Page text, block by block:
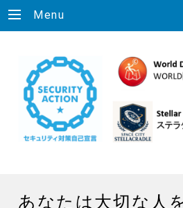
Menu
あなたは大切な人